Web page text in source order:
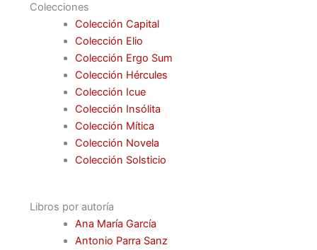
Colecciones
Colección Capital
Colección Elio
Colección Ergo Sum
Colección Hércules
Colección Icue
Colección Insólita
Colección Mítica
Colección Novela
Colección Solsticio
Libros por autoría
Ana María García
Antonio Parra Sanz